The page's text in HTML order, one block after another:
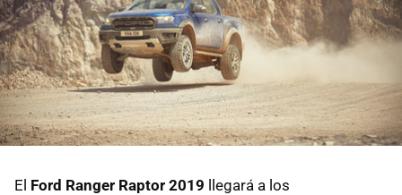
El Ford Ranger Raptor 2019 llegará a los